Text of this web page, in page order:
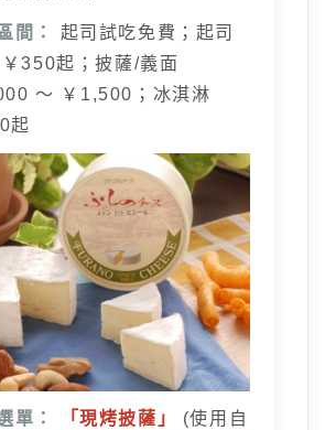
間：
起司試吃免費；起司
350起；披薩/義面
～ ￥1,500；冰淇淋
起
單： 「現烤披薩」
(使用自